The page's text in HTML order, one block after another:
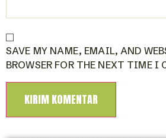
SAVE MY NAME, EMAIL, AND
BROWSER FOR THE NEXT TIME I